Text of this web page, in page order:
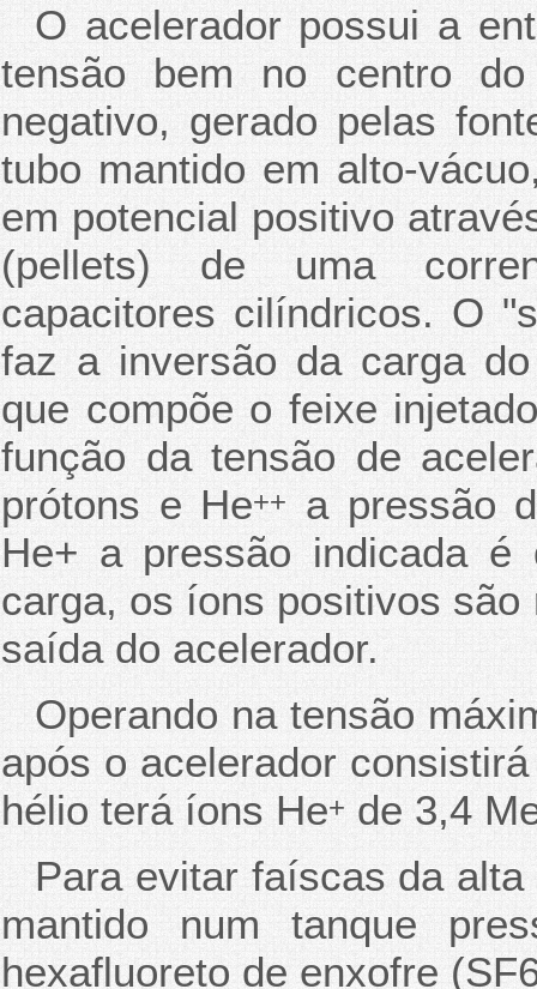
O acelerador possui a
tensão bem no centro
negativo, gerado pelas
tubo mantido em alto-
em potencial positivo
(pellets) de uma
capacitores cilíndricos. O
faz a inversão da carga
que compõe o feixe
função da tensão de
prótons e He++
a pressão
He+ a pressão indicada é
carga, os íons positivos
saída do acelerador.
Operando na tensão
após o acelerador
hélio terá íons He+ de 3,4
Para evitar faíscas da
mantido num tanque
hexafluoreto de enxofre